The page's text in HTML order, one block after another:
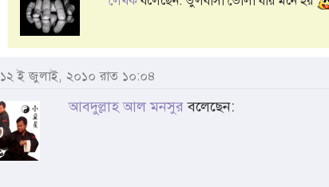
১২ ই জুলাই, ২০১০ রাত ১০:০৪
আবদুল্লাহ আল মনসুর বলেছেন: